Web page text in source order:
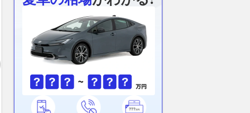
紀伊半島の山中を貫く「わざわ
「この発想はなかった…」革新